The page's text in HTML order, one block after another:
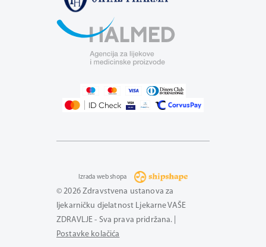
© 2026 Zdravstvena ustanova za
ljekarničku djelatnost Ljekarne VAŠE
ZDRAVLJE - Sva prava pridržana. |
Postavke kolačića
Izrada web shopa